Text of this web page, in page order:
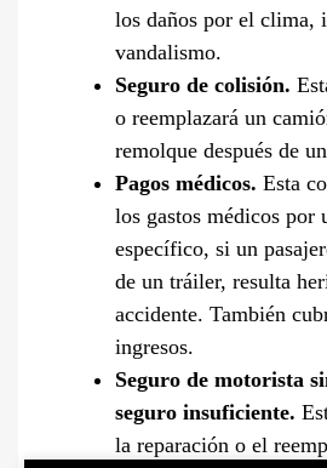
los daños por el clima,
vandalismo.
Seguro de colisión.
o reemplazará un
remolque después de
Pagos médicos. Esta
los gastos médicos por
específico, si un
de un tráiler, resulta
accidente. También
ingresos.
Seguro de motorista
seguro insuficiente.
la reparación o el